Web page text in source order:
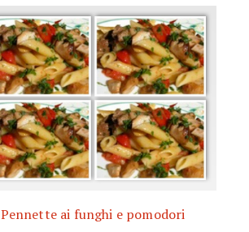
Pennette ai funghi e pomodori